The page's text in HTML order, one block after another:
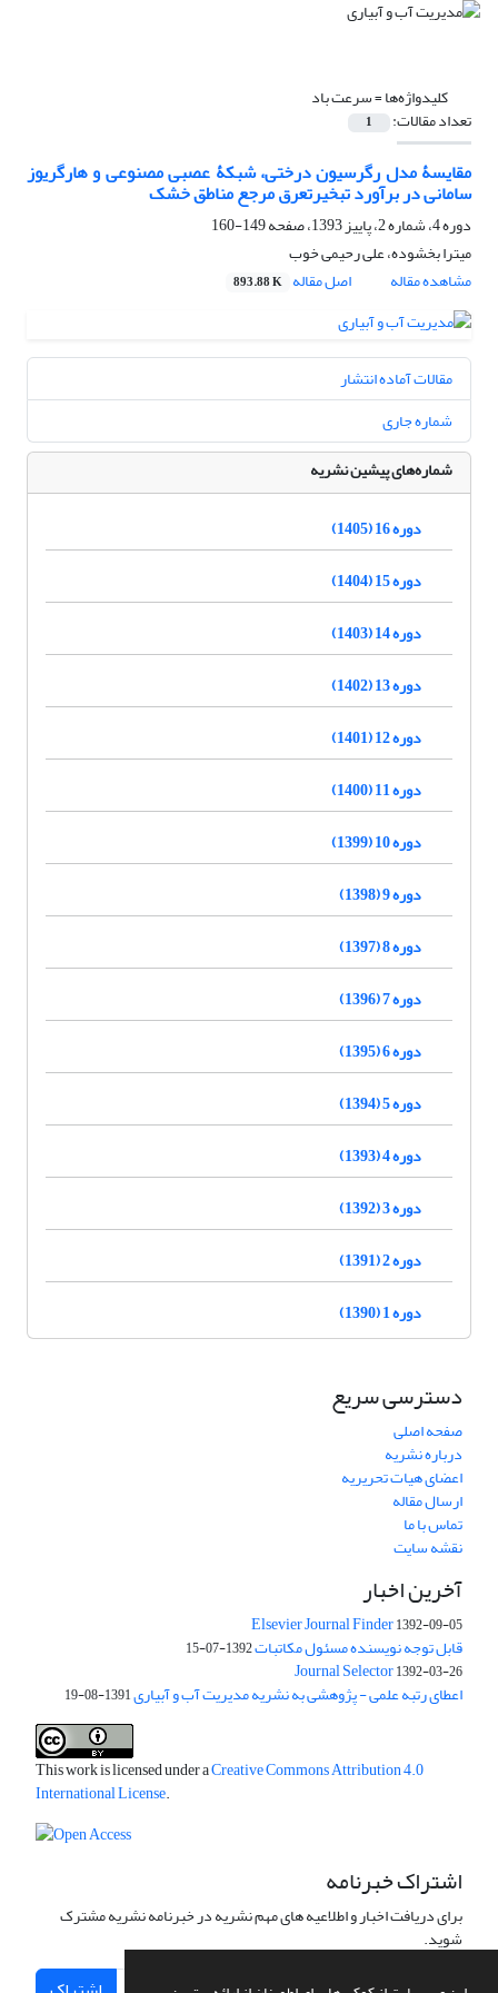
کلیدواژه‌ها =سرعت باد
تعداد مقالات: 1
مقایسۀ مدل رگرسیون درختی، شبکۀ عصبی مصنوعی و هارگریوز
سامانی در برآورد تبخیرتعرق مرجع مناطق خشک
دوره 4، شماره 2، پاییز 1393، صفحه
149-160
میترا بخشوده، علی رحیمی خوب
مشاهده مقاله
اصل مقاله 893.88 K
مقالات آماده انتشار
شماره جاری
شماره‌های پیشین نشریه
دوره 16 (1405)
دوره 15 (1404)
دوره 14 (1403)
دوره 13 (1402)
دوره 12 (1401)
دوره 11 (1400)
دوره 10 (1399)
دوره 9 (1398)
دوره 8 (1397)
دوره 7 (1396)
دوره 6 (1395)
دوره 5 (1394)
دوره 4 (1393)
دوره 3 (1392)
دوره 2 (1391)
دوره 1 (1390)
دسترسی سریع
صفحه اصلی
درباره نشریه
اعضای هیات تحریریه
ارسال مقاله
تماس با ما
نقشه سایت
آخرین اخبار
Elsevier Journal Finder1392-09-05
قابل توجه نویسنده مسئول مکاتبات1392-07-15
Journal Selector1392-03-26
اعطای رتبه علمی - پژوهشی به نشریه مدیریت آب و آبیاری1391-08-19
This work is licensed under aCreative Commons Attribution 4.0
International License.
اشتراک خبرنامه
برای دریافت اخبار و اطلاعیه های مهم نشریه در خبرنامه نشریه مشترک
شوید.